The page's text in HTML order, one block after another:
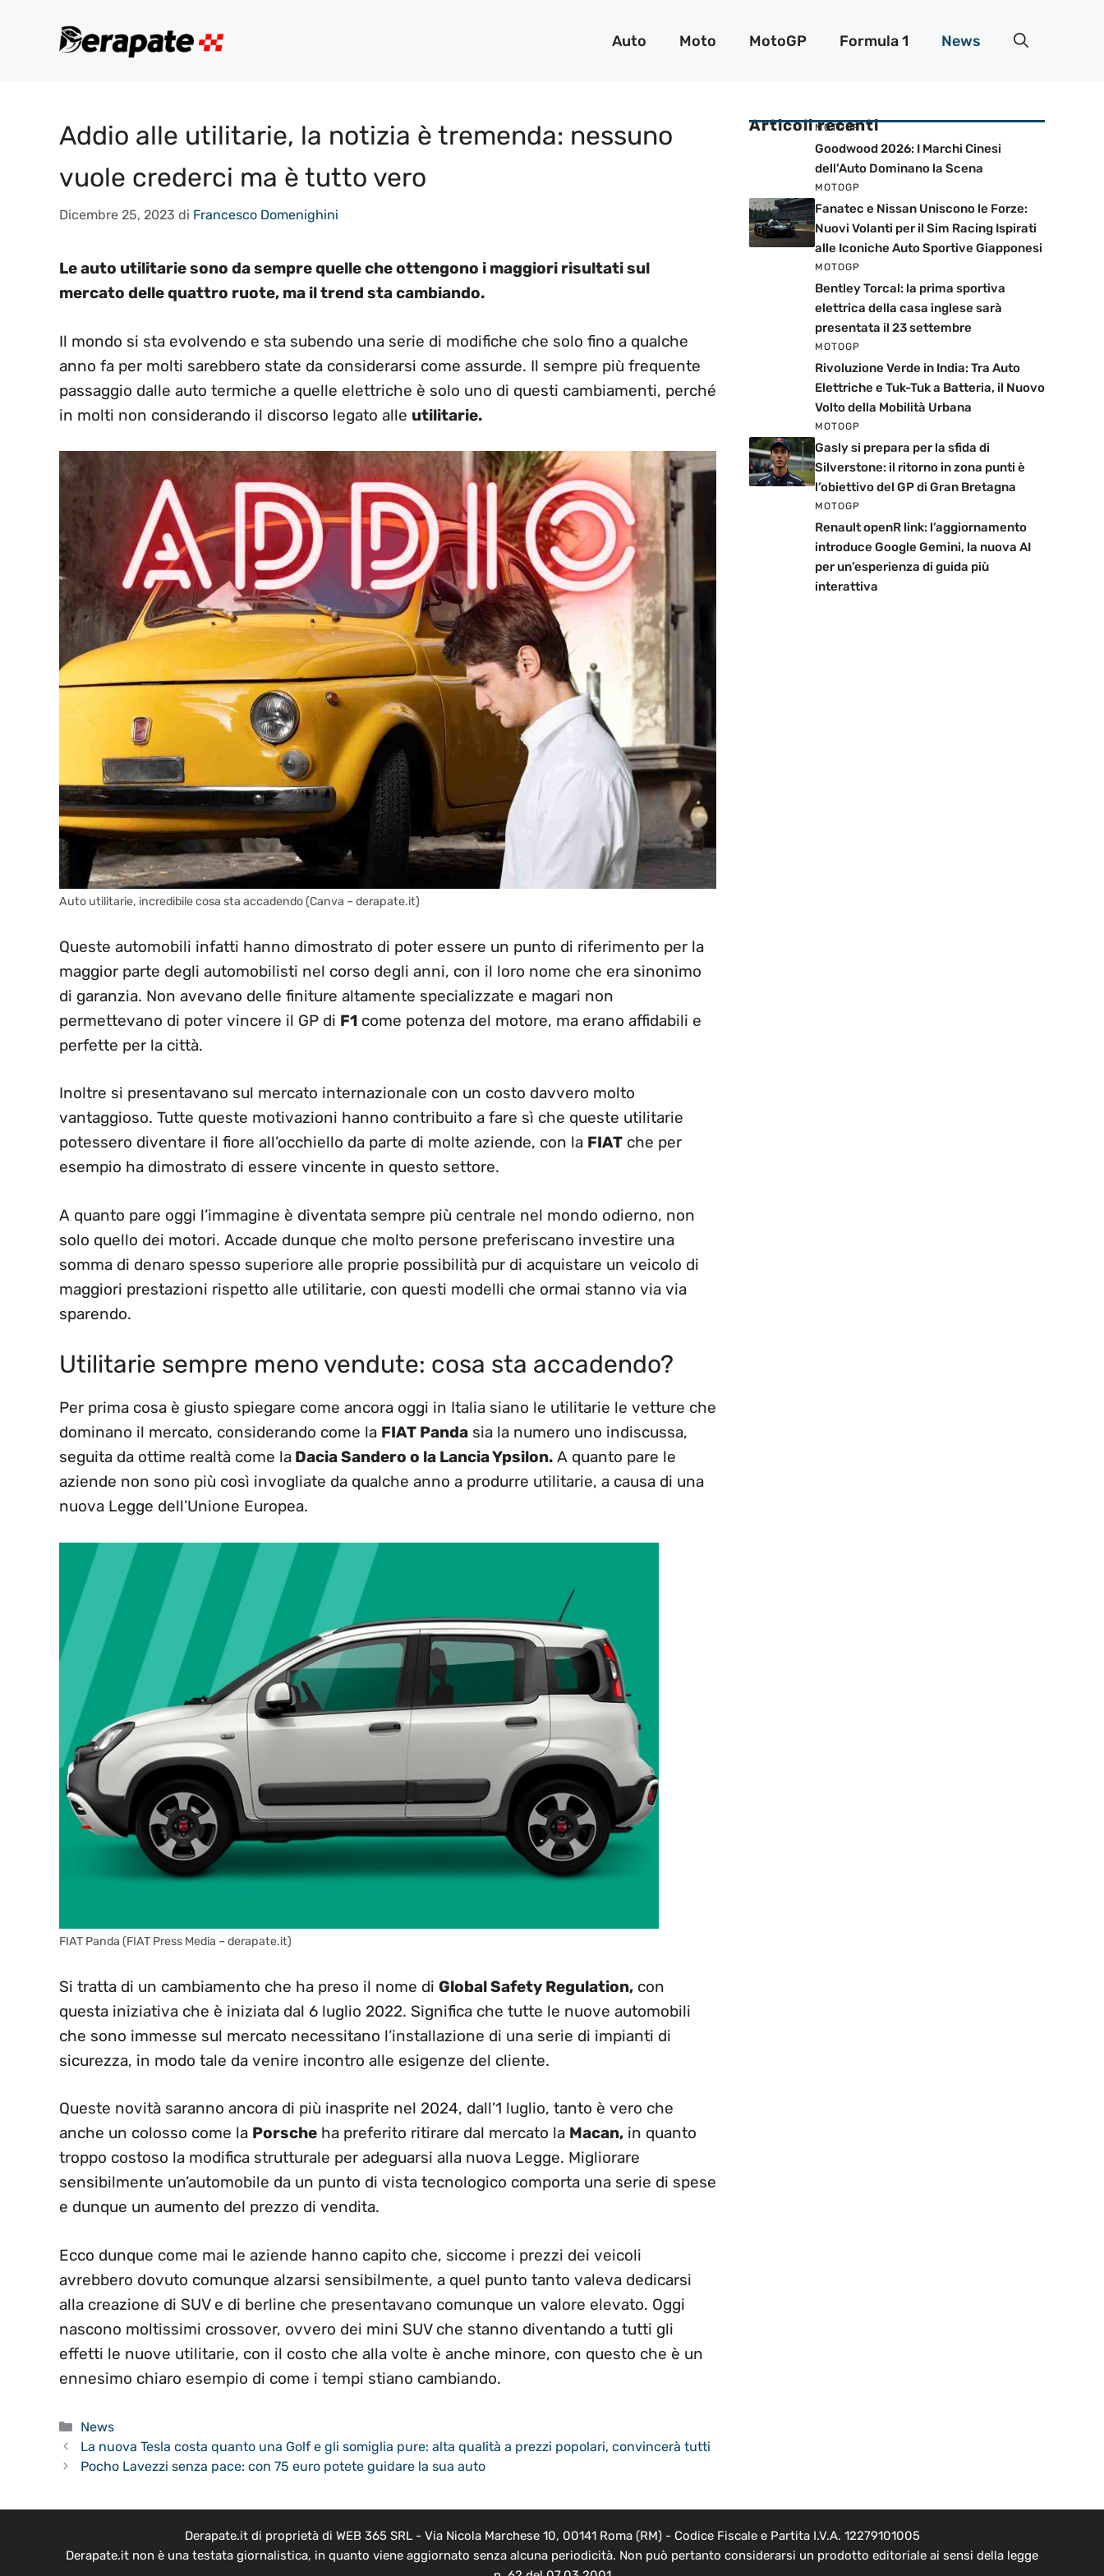
Auto Moto MotoGP Formula 1 News
Addio alle utilitarie, la notizia è tremenda: nessuno
vuole crederci ma è tutto vero
Dicembre 25, 2023 di Francesco Domenighini
Le auto utilitarie sono da sempre quelle che ottengono i maggiori risultati sul
mercato delle quattro ruote, ma il trend sta cambiando.
Il mondo si sta evolvendo e sta subendo una serie di modifiche che solo fino a qualche
anno fa per molti sarebbero state da considerarsi come assurde. Il sempre più frequente
passaggio dalle auto termiche a quelle elettriche è solo uno di questi cambiamenti, perché
in molti non considerando il discorso legato alle utilitarie.
Auto utilitarie, incredibile cosa sta accadendo (Canva – derapate.it)
Queste automobili infatti hanno dimostrato di poter essere un punto di riferimento per la
maggior parte degli automobilisti nel corso degli anni, con il loro nome che era sinonimo
di garanzia. Non avevano delle finiture altamente specializzate e magari non
permettevano di poter vincere il GP di F1 come potenza del motore, ma erano affidabili e
perfette per la città.
Inoltre si presentavano sul mercato internazionale con un costo davvero molto
vantaggioso. Tutte queste motivazioni hanno contribuito a fare sì che queste utilitarie
potessero diventare il fiore all’occhiello da parte di molte aziende, con la FIAT che per
esempio ha dimostrato di essere vincente in questo settore.
A quanto pare oggi l’immagine è diventata sempre più centrale nel mondo odierno, non
solo quello dei motori. Accade dunque che molto persone preferiscano investire una
somma di denaro spesso superiore alle proprie possibilità pur di acquistare un veicolo di
maggiori prestazioni rispetto alle utilitarie, con questi modelli che ormai stanno via via
sparendo.
Utilitarie sempre meno vendute: cosa sta accadendo?
Per prima cosa è giusto spiegare come ancora oggi in Italia siano le utilitarie le vetture che
dominano il mercato, considerando come la FIAT Panda sia la numero uno indiscussa,
seguita da ottime realtà come la Dacia Sandero o la Lancia Ypsilon. A quanto pare le
aziende non sono più così invogliate da qualche anno a produrre utilitarie, a causa di una
nuova Legge dell’Unione Europea.
FIAT Panda (FIAT Press Media – derapate.it)
Si tratta di un cambiamento che ha preso il nome di Global Safety Regulation, con
questa iniziativa che è iniziata dal 6 luglio 2022. Significa che tutte le nuove automobili
che sono immesse sul mercato necessitano l’installazione di una serie di impianti di
sicurezza, in modo tale da venire incontro alle esigenze del cliente.
Queste novità saranno ancora di più inasprite nel 2024, dall’1 luglio, tanto è vero che
anche un colosso come la Porsche ha preferito ritirare dal mercato la Macan, in quanto
troppo costoso la modifica strutturale per adeguarsi alla nuova Legge. Migliorare
sensibilmente un’automobile da un punto di vista tecnologico comporta una serie di spese
e dunque un aumento del prezzo di vendita.
Ecco dunque come mai le aziende hanno capito che, siccome i prezzi dei veicoli
avrebbero dovuto comunque alzarsi sensibilmente, a quel punto tanto valeva dedicarsi
alla creazione di SUV e di berline che presentavano comunque un valore elevato. Oggi
nascono moltissimi crossover, ovvero dei mini SUV che stanno diventando a tutti gli
effetti le nuove utilitarie, con il costo che alla volte è anche minore, con questo che è un
ennesimo chiaro esempio di come i tempi stiano cambiando.
Categorie
News
La nuova Tesla costa quanto una Golf e gli somiglia pure: alta qualità a prezzi popolari, convincerà tutti
Pocho Lavezzi senza pace: con 75 euro potete guidare la sua auto
Articoli recenti
MOTOGP
Goodwood 2026: I Marchi Cinesi
dell’Auto Dominano la Scena
MOTOGP
Fanatec e Nissan Uniscono le Forze:
Nuovi Volanti per il Sim Racing Ispirati
alle Iconiche Auto Sportive Giapponesi
MOTOGP
Bentley Torcal: la prima sportiva
elettrica della casa inglese sarà
presentata il 23 settembre
MOTOGP
Rivoluzione Verde in India: Tra Auto
Elettriche e Tuk-Tuk a Batteria, il Nuovo
Volto della Mobilità Urbana
MOTOGP
Gasly si prepara per la sfida di
Silverstone: il ritorno in zona punti è
l’obiettivo del GP di Gran Bretagna
MOTOGP
Renault openR link: l’aggiornamento
introduce Google Gemini, la nuova AI
per un’esperienza di guida più
interattiva
Derapate.it di proprietà di WEB 365 SRL - Via Nicola Marchese 10, 00141 Roma (RM) - Codice Fiscale e Partita I.V.A. 12279101005
Derapate.it non è una testata giornalistica, in quanto viene aggiornato senza alcuna periodicità. Non può pertanto considerarsi un prodotto editoriale ai sensi della legge